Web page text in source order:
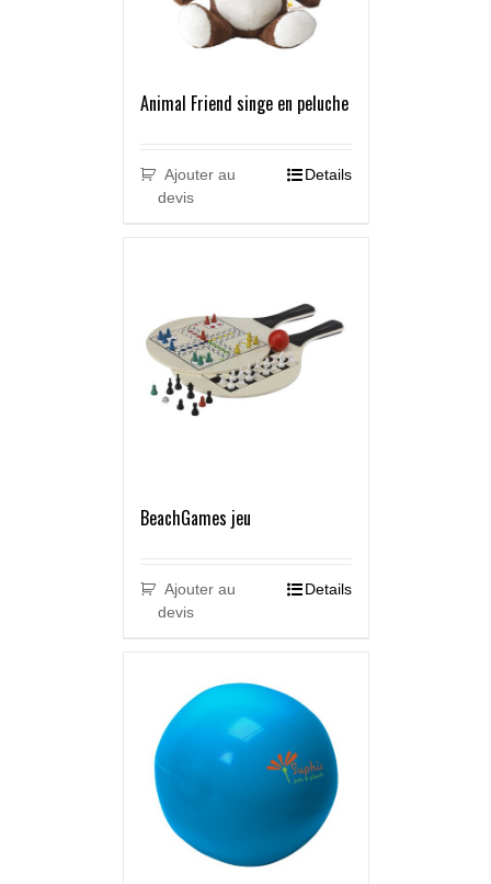
Animal Friend singe en peluche
Ajouter au
devis
Details
BeachGames jeu
Ajouter au
devis
Details